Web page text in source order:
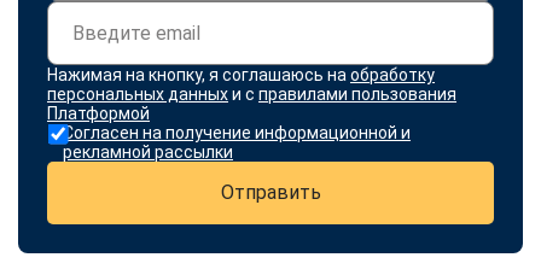
Нажимая на кнопку, я соглашаюсь на обработку
персональных данныхи с правилами пользования
Платформой
Согласен на получение информационной и
рекламной рассылки
Отправить